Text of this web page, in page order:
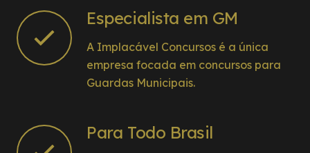
Especialista em GM
A Implacável Concursos é a única
empresa focada em concursos para
Guardas Municipais.
Para Todo Brasil